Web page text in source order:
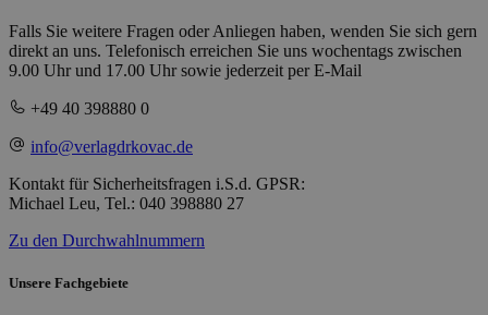
Falls Sie weitere Fragen oder Anliegen haben, wenden Sie sich gern
direkt an uns. Telefonisch erreichen Sie uns wochentags zwischen
9.00 Uhr und 17.00 Uhr sowie jederzeit per E-Mail
+49 40 398880 0
info@verlagdrkovac.de
Kontakt für Sicherheitsfragen i.S.d. GPSR:
Michael Leu, Tel.: 040 398880 27
Zu den Durchwahlnummern
Unsere Fachgebiete